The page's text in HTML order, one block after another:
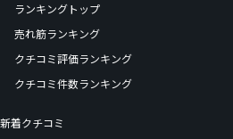
ランキングトップ
売れ筋ランキング
クチコミ評価ランキング
クチコミ件数ランキング
新着クチコミ